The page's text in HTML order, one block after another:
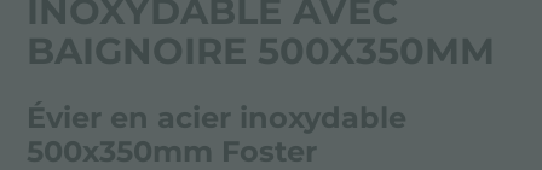
INOXYDABLE AVEC
BAIGNOIRE 500X350MM
Évier en acier inoxydable
500x350mm Foster